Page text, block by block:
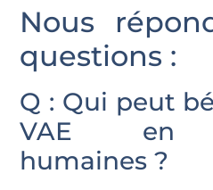
Nous
questions :
Q : Qui peut
VAE en
humaines ?